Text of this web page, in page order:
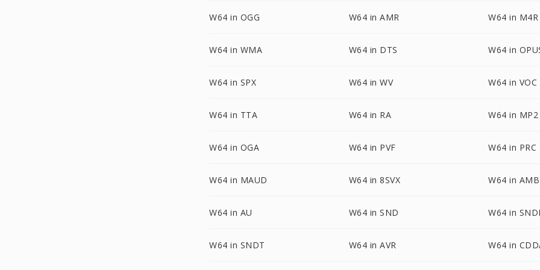
W64 in OGG W64 in AMR W64 in M4R
W64 in WMA W64 in DTS W64 in
W64 in SPX W64 in WV W64 in VOC
W64 in TTA W64 in RA W64 in MP2
W64 in OGA W64 in PVF W64 in PRC
W64 in MAUD W64 in 8SVX W64 in AMB
W64 in AU W64 in SND W64 in
W64 in SNDT W64 in AVR W64 in